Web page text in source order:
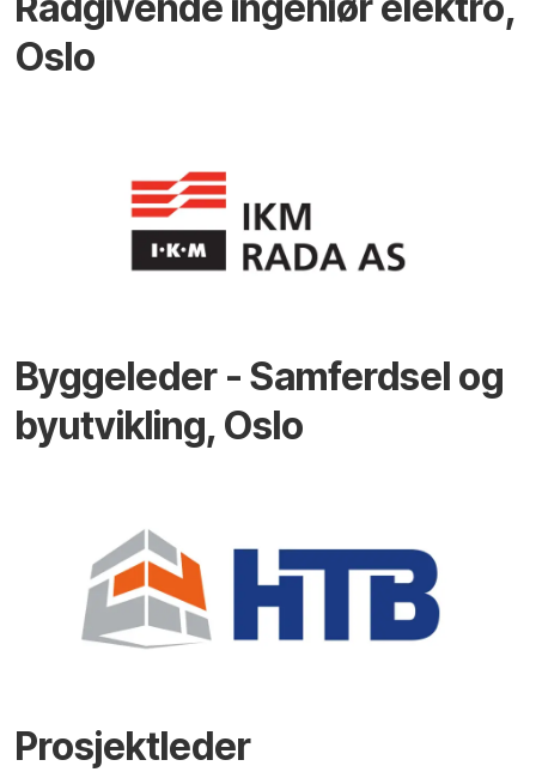
Oslo
Byggeleder - Samferdsel og
byutvikling, Oslo
Prosjektleder